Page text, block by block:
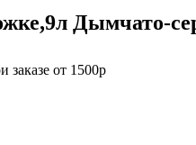
Дымчато-
заказе от 1500р